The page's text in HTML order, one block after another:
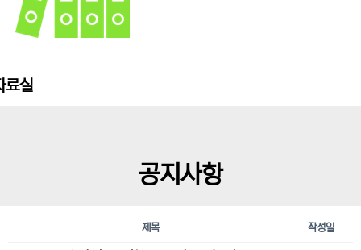
료실
공지사항
제목 작성일